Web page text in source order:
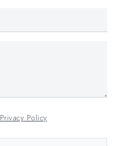
Privacy Policy